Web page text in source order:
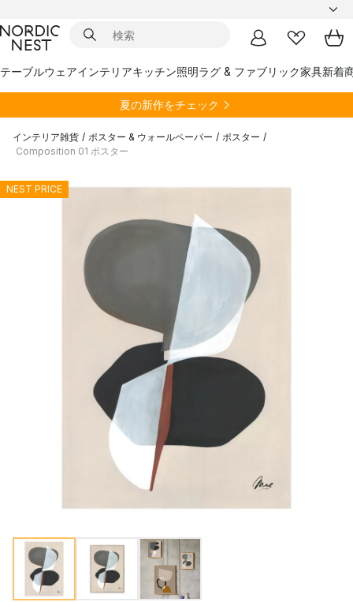
テーブルウェアインテリアキッチン照明ラグ & ファブリック家具新着
夏の新作をチェック
インテリア雑貨 / ポスター & ウォールペーパー / ポスター /
Composition 01 ポスター
NEST PRICE